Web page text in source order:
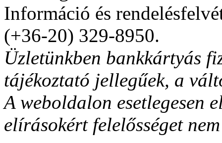
Információ és
(+36-20) 329-8950.
Üzletünkben bankkártyás
tájékoztató jellegűek, a
A weboldalon esetlegesen
elírásokért felelősséget